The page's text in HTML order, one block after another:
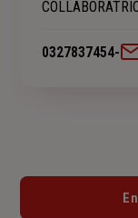
0327837454-